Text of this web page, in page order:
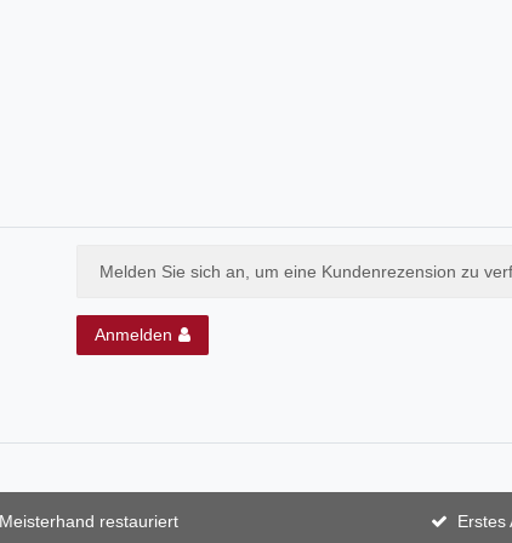
Melden Sie sich an, um eine Kundenrezension zu
Anmelden
restauriert Erstes